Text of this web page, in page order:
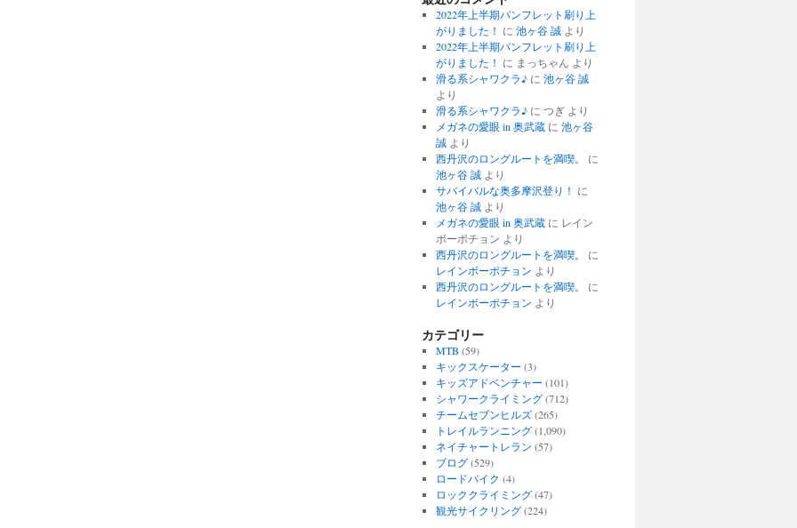
2022年上半期パンフレット刷り上
がりました！ に 池ヶ谷 誠より
2022年上半期パンフレット刷り上
がりました！ に まっちゃん より
滑る系シャワクラ♪に 池ヶ谷 誠
より
滑る系シャワクラ♪に つぎより
メガネの愛眼 in 奥武蔵に 池ヶ谷
誠より
西丹沢のロングルートを満喫。
に
池ヶ谷 誠より
サバイバルな奥多摩沢登り！ に
池ヶ谷 誠より
メガネの愛眼 in 奥武蔵に レイン
ボーポチョン より
西丹沢のロングルートを満喫。
に
レインボーポチョン より
西丹沢のロングルートを満喫。
に
レインボーポチョン より
カテゴリー
MTB (59)
キックスケーター (3)
キッズアドベンチャー (101)
シャワークライミング(712)
チームセブンヒルズ(265)
トレイルランニング(1,090)
ネイチャートレラン (57)
ブログ(529)
ロードバイク (4)
ロッククライミング(47)
観光サイクリング(224)